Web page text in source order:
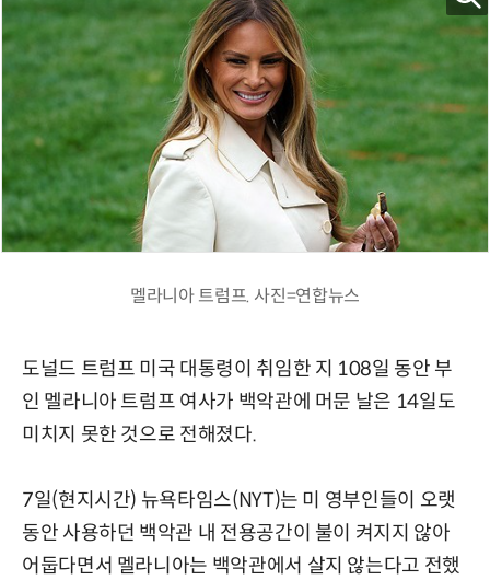
멜라니아 트럼프. 사진=연합뉴스
도널드 트럼프 미국 대통령이 취임한 지 108일 동안 부
인 멜라니아 트럼프 여사가 백악관에 머문 날은 14일도
미치지 못한 것으로 전해졌다.
7일(현지시간) 뉴욕타임스(NYT)는 미 영부인들이 오랫
동안 사용하던 백악관 내 전용공간이 불이 켜지지 않아
어둡다면서 멜라니아는 백악관에서 살지 않는다고 전했